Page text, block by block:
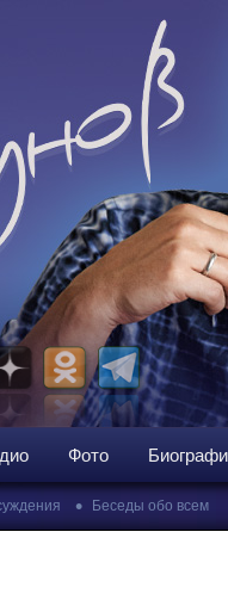
Фото
• Беседы обо всем